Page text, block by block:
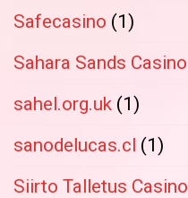
Safecasino (1)
Sahara Sands Casino
sahel.org.uk (1)
sanodelucas.cl (1)
Siirto Talletus Casino